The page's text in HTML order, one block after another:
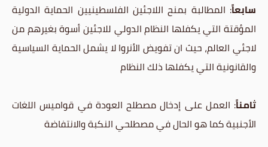
سابعاً: المطالبة بمنح اللاجئين الفلسطينيين الحماية الدولية
المؤقتة التي يكفلها النظام الدولي للاجئين أسوة بغيرهم من
لاجئي العالم، حيث ان تفويض الأنروا لا يشمل الحماية السياسية
والقانونية التي يكفلها ذلك النظام
ثامناً: العمل على إدخال مصطلح العودة في قواميس اللغات
الأجنبية كما هو الحال في مصطلحي النكبة والانتفاضة